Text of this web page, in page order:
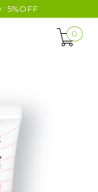
5%OFF
0